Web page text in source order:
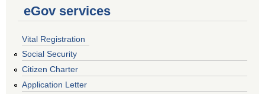
eGov services
Vital Registration
Social Security
Citizen Charter
Application Letter